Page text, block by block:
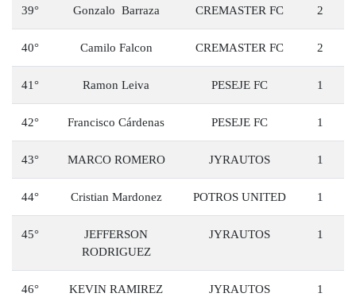
39° Gonzalo Barraza CREMASTER FC 2
40° Camilo Falcon CREMASTER FC 2
41° Ramon Leiva PESEJE FC 1
42° Francisco Cárdenas PESEJE FC 1
43° MARCO ROMERO JYRAUTOS 1
44° Cristian Mardonez POTROS UNITED 1
45°
JEFFERSON
RODRIGUEZ
JYRAUTOS 1
46° KEVIN RAMIREZ JYRAUTOS 1